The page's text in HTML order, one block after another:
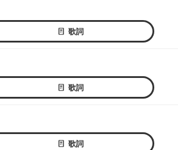
歌詞
歌詞
歌詞